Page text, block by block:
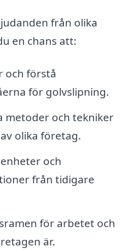
från olika
en chans att:
och förstå
för golvslipning.
metoder och tekniker
olika företag.
och
från tidigare
för arbetet och
är.